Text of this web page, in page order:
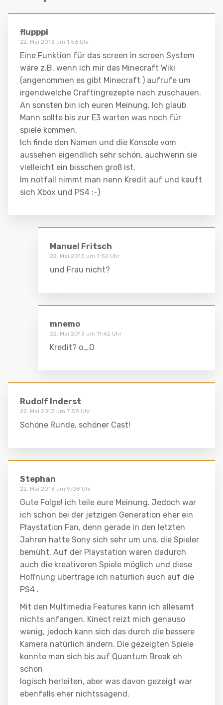
flupppi
22. Mai 2013 um 1:56 Uhr
Eine Funktion für das screen in screen System
wäre z.B. wenn ich mir das Minecraft Wiki
(angenommen es gibt Minecraft ) aufrufe um
irgendwelche Craftingrezepte nach zuschauen.
An sonsten bin ich euren Meinung. Ich glaub
Mann sollte bis zur E3 warten was noch für
spiele kommen.
Ich finde den Namen und die Konsole vom
aussehen eigendlich sehr schön, auchwenn sie
vielleicht ein bisschen groß ist.
Im notfall nimmt man nenn Kredit auf und kauft
sich Xbox und PS4 :-)
Manuel Fritsch
22. Mai 2013 um 7:52 Uhr
und Frau nicht?
mnemo
22. Mai 2013 um 11:42 Uhr
Kredit? o_O
Rudolf Inderst
22. Mai 2013 um 7:58 Uhr
Schöne Runde, schöner Cast!
Stephan
22. Mai 2013 um 9:08 Uhr
Gute Folge! ich teile eure Meinung. Jedoch war
ich schon bei der jetzigen Generation eher ein
Playstation Fan, denn gerade in den letzten
Jahren hatte Sony sich sehr um uns, die Spieler
bemüht. Auf der Playstation waren dadurch
auch die kreativeren Spiele möglich und diese
Hoffnung übertrage ich natürlich auch auf die
PS4 .
Mit den Multimedia Features kann ich allesamt
nichts anfangen. Kinect reizt mich genauso
wenig, jedoch kann sich das durch die bessere
Kamera natürlich ändern. Die gezeigten Spiele
konnte man sich bis auf Quantum Break eh
schon
logisch herleiten, aber was davon gezeigt war
ebenfalls eher nichtssagend.